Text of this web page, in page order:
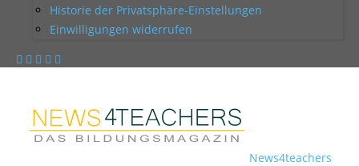
Historie der Privatsphäre-Einstellungen
Einwilligungen widerrufen
News4teachers